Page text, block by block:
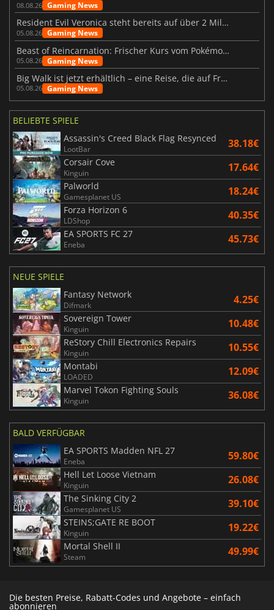
08.08.26 Gaming News
Resident Evil Veronica steht bereits auf über 2 Millionen Wunschlisten
05.08.26 Gaming News
Beast of Reincarnation: Frischer Kurs vom Pokémon-Studio
05.08.26 Gaming News
Big Walk ist jetzt erhältlich – eine Reise, die auf Freundschaft basiert
05.08.26 Gaming News
BELIEBTE SPIELE
Assassin's Creed Black Flag Resynced
LootBar 38.18€
Corsair Cove
Kinguin 17.64€
Palworld
Gamesplanet US 18.24€
Forza Horizon 6
LDShop 40.35€
EA SPORTS FC 27
Eneba 45.73€
NEUE SPIELE
Fantasy Network
Difmark 4.25€
Sovereign Tower
Kinguin 10.48€
ReStory Chill Electronics Repairs
Kinguin 10.55€
Montabi
LOADED 12.09€
Marvel Tokon Fighting Souls
Kinguin 36.08€
BALD VERFÜGBAR
EA SPORTS Madden NFL 27
Eneba 59.80€
Hell Let Loose Vietnam
Kinguin 26.08€
The Sinking City 2
Gamesplanet US 39.10€
STEINS;GATE RE BOOT
Kinguin 19.22€
Mortal Shell II
Steam 49.99€
Die besten Preise, Rabatt-Codes und Angebote – einfach
abonnieren